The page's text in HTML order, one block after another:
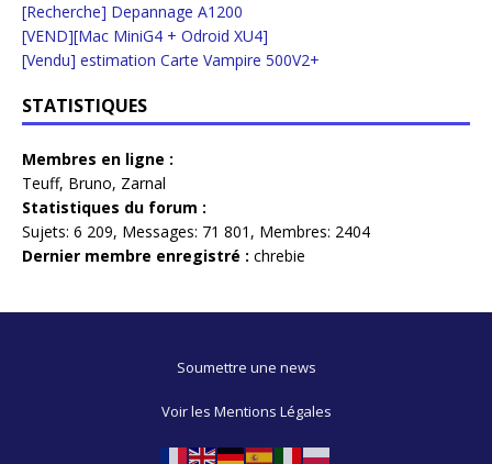
[Recherche] Depannage A1200
[VEND][Mac MiniG4 + Odroid XU4]
[Vendu] estimation Carte Vampire 500V2+
STATISTIQUES
Membres en ligne :
Teuff, Bruno, Zarnal
Statistiques du forum :
Sujets: 6 209, Messages: 71 801, Membres: 2404
Dernier membre enregistré : chrebie
Soumettre une news
Voir les Mentions Légales